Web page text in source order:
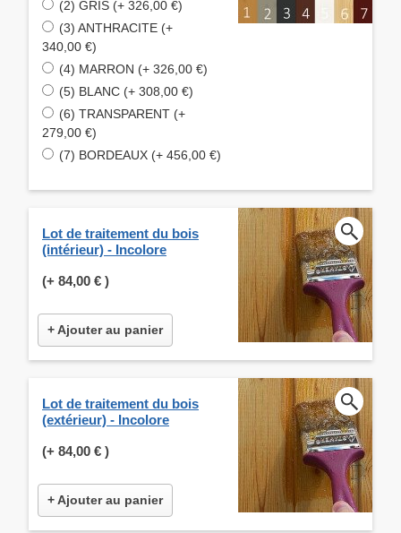
(2) GRIS (+ 326,00 €)
(3) ANTHRACITE (+
340,00 €)
(4) MARRON (+ 326,00 €)
(5) BLANC (+ 308,00 €)
(6) TRANSPARENT (+
279,00 €)
(7) BORDEAUX (+ 456,00 €)
Lot de traitement du bois
(intérieur) - Incolore
(+ 84,00 € )
+ Ajouter au panier
Lot de traitement du bois
(extérieur) - Incolore
(+ 84,00 € )
+ Ajouter au panier